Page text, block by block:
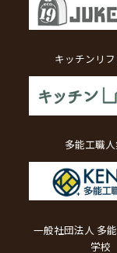
キッチンリ
多能工職
一般社団法人 多
学校